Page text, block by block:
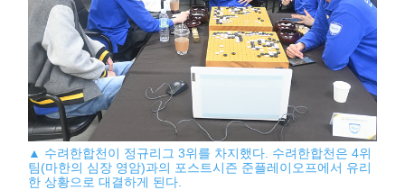
▲ 수려한합천이 정규리그 3위를 차지했다. 수려한합천은 4위
팀(마한의 심장 영암)과의 포스트시즌 준플레이오프에서 유리
한 상황으로 대결하게 된다.